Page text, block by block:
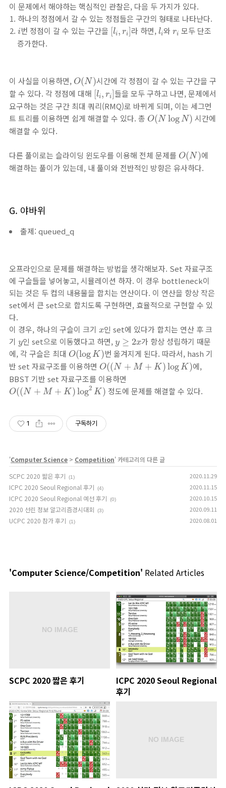
이 문제에서 해야하는 핵심적인 관찰은, 다음 두 가지가 있다.
하나의 정점에서 갈 수 있는 정점들은 구간의 형태로 나타난다.
i
i번 정점이 갈 수 있는 구간을 li, ri
[l ,ri]라 하면, li
l 와 ri
ri 모두 단조
증가한다.
이 사실을 이용하면, O(N )
O(N) 시간에 각 정점이 갈 수 있는 구간을 구
할 수 있다. 각 정점에 대해 li, ri
[l ri]들을 모두 구하고 나면, 문제에서
요구하는 것은 구간 최대 쿼리(RMQ)로 바뀌게 되며, 이는 세그먼
트 트리를 이용하면 쉽게 해결할 수 있다. 총 O(N log N)
O(NlogN) 시간에
해결할 수 있다.
다른 풀이로는 슬라이딩 윈도우를 이용해 전체 문제를 O(N )
O(N) 에
해결하는 풀이가 있는데, 내 풀이와 전반적인 방향은 유사하다.
G. 야바위
출제: queued_q
오프라인으로 문제를 해결하는 방법을 생각해보자. Set 자료구조
에 구슬들을 넣어놓고, 시뮬레이션 하자. 이 경우 bottleneck이
되는 것은 두 컵의 내용물을 합치는 연산이다. 이 연산을 항상 작은
set에서 큰 set으로 합치도록 구현하면, 효율적으로 구현할 수 있
다.
이 경우, 하나의 구슬이 크기 x
x인 set에 있다가 합치는 연산 후 크
기 y
y인 set으로 이동했다고 하면,y ≥ 2x
y ≥ 2x 가 항상 성립하기 때문
에, 각 구슬은 최대 O(logK )
O(log K) 번 옮겨지게 된다. 따라서, hash 기
반 set 자료구조를 이용하면 O((N + M + K )logK )
O((N+ M +K logK)
에,
BBST 기반 set 자료구조를 이용하면
O((N + M + K )log2 K )
O((N+ M+K)log2K ) 정도에 문제를 해결할 수 있다.
1 구독하기
'Computer Science > Competition' 카테고리의 다른 글
SCPC 2020 짧은 후기
(1) 2020.11.29
ICPC 2020 Seoul Regional 후기 (4) 2020.11.15
ICPC 2020 Seoul Regional 예선 후기 (0) 2020.10.15
2020 선린 정보 알고리즘경시대회 (3) 2020.09.11
UCPC 2020 참가 후기 (1) 2020.08.01
'Computer Science/Competition' Related Articles
SCPC 2020 짧은 후기
ICPC 2020 Seoul Regional
후기